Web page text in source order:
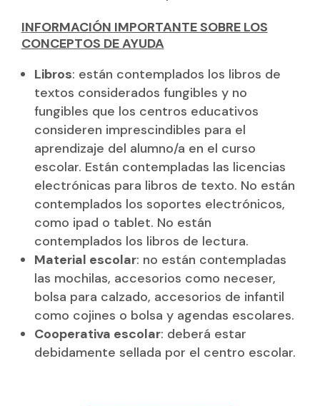
INFORMACIÓN IMPORTANTE SOBRE LOS
CONCEPTOS DE AYUDA
Libros: están contemplados los libros de
textos considerados fungibles y no
fungibles que los centros educativos
consideren imprescindibles para el
aprendizaje del alumno/a en el curso
escolar. Están contempladas las licencias
electrónicas para libros de texto. No están
contemplados los soportes electrónicos,
como ipad o tablet. No están
contemplados los libros de lectura.
Material escolar: no están contempladas
las mochilas, accesorios como neceser,
bolsa para calzado, accesorios de infantil
como cojines o bolsa y agendas escolares.
Cooperativa escolar: deberá estar
debidamente sellada por el centro escolar.